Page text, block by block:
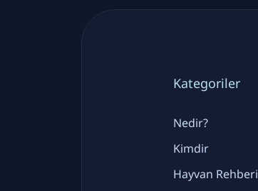
Kategoriler
Nedir?
Kimdir
Hayvan Rehberi